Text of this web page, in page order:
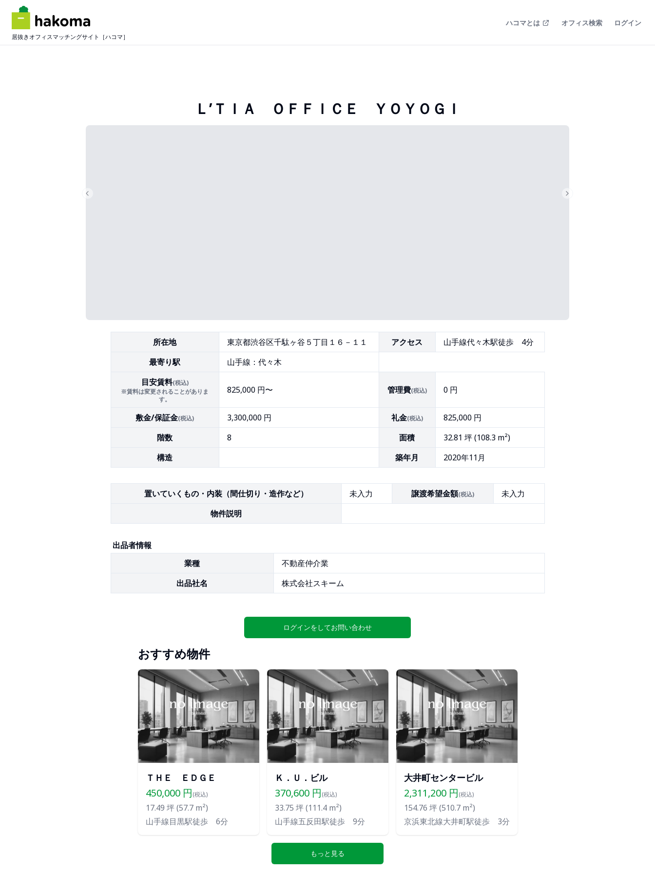
居抜きオフィスマッチングサイト［ハコマ］
ハコマとは オフィス検索 ログイン
Ｌ’ＴＩＡ ＯＦＦＩＣＥ ＹＯＹＯＧＩ
Next slide
Previous slide
所在地 東京都渋谷区千駄ヶ谷５丁目１６－１１ アクセス
山手線代々木駅徒歩 4分
最寄り駅
山手線：代々木
目安賃料(税込)
※賃料は変更されることがありま
す。
825,000円〜 管理費(税込) 0 円
敷金/保証金(税込) 3,300,000 円 礼金(税込)
825,000 円
階数
8 面積 32.81 坪 (108.3m²)
構造
築年月 2020年11月
置いていくもの・内装（間仕切り・造作など） 未入力 譲渡希望金額(税込)
未入力
物件説明
出品者情報
業種
不動産仲介業
出品社名
株式会社スキーム
ログインをしてお問い合わせ
おすすめ物件
ＴＨＥ ＥＤＧＥ
450,000円(税込)
17.49 坪 (57.7m²)
山手線目黒駅徒歩 6分
Ｋ．Ｕ．ビル
370,600円(税込)
33.75 坪 (111.4m²)
山手線五反田駅徒歩 9分
大井町センタービル
2,311,200円(税込)
154.76 坪 (510.7m²)
京浜東北線大井町駅徒歩 3分
もっと見る